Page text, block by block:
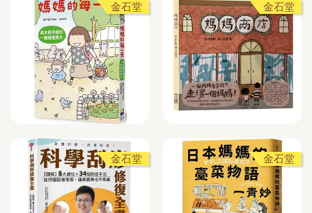
金石堂 金石堂
金石堂 金石堂